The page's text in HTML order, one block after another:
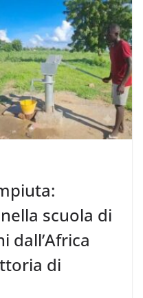
scuola di
dall’Africa
di